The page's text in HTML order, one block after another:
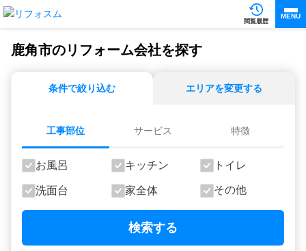
閲覧履歴
MENU
鹿角市のリフォーム会社を探す
条件で絞り込む エリアを変更する
工事部位 サービス 特徴
お風呂 キッチン トイレ
洗面台 家全体 その他
検索する